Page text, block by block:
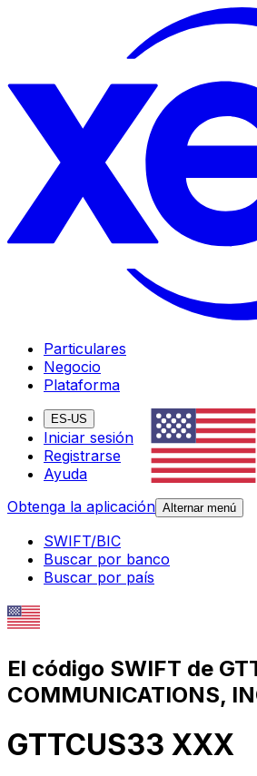
Particulares
Negocio
Plataforma
ES-US
Iniciar sesión
Registrarse
Ayuda
Obtenga la aplicación Alternar menú
SWIFT/BIC
Buscar por banco
Buscar por país
El código SWIFT de
COMMUNICATIONS,
GTTCUS33 XXX